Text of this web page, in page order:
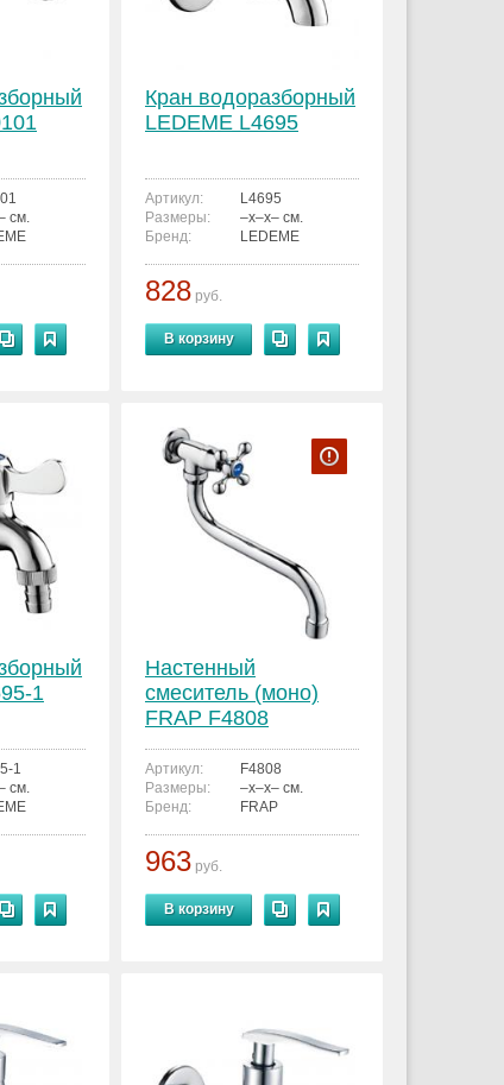
см.
Кран водоразборный
LEDEME L4695
Артикул:
L4695
Размеры:
–x–x– см.
Бренд:
LEDEME
828 руб.
В корзину
1
1
см.
Настенный
смеситель (моно)
FRAP F4808
Артикул:
F4808
Размеры:
–x–x– см.
Бренд:
FRAP
963 руб.
В корзину